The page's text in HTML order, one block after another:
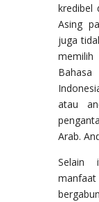
kredibel
Asing
juga
memilih
atau
Arab.
Selain